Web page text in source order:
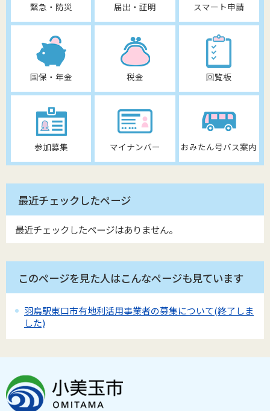
緊急・防災 届出・証明 スマート申請
国保・年金 税金 回覧板
参加募集 マイナンバー おみたん号バス案内
最近チェックしたページ
最近チェックしたページはありません。
このページを見た人はこんなページも見ています
羽鳥駅東口市有地利活用事業者の募集について(終了しま
した)